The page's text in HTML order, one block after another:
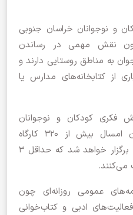
و نوجوانان خراسان جنوبی
نقش مهمی در رساندن
به مناطق روستایی دارند و
از کتابخانه‌های مدارس یا
فکری کودکان و نوجوانان
خراسان جنوبی گفت: تابستان امسال بیش از ۳۲۰ کارگاه
تخصصی در مراکز ثابت کانون برگزار خواهد شد که حداقل ۳
عمومی روزانه‌ای چون
ادبی و کتاب‌خوانی